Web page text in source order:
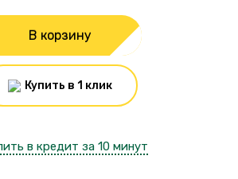
В корзину
Купить в 1 клик
в кредит за 10 минут